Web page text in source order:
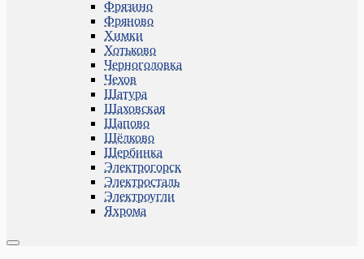
Фрязино
Фряново
Химки
Хотьково
Черноголовка
Чехов
Шатура
Шаховская
Щапово
Щёлково
Щербинка
Электрогорск
Электросталь
Электроугли
Яхрома